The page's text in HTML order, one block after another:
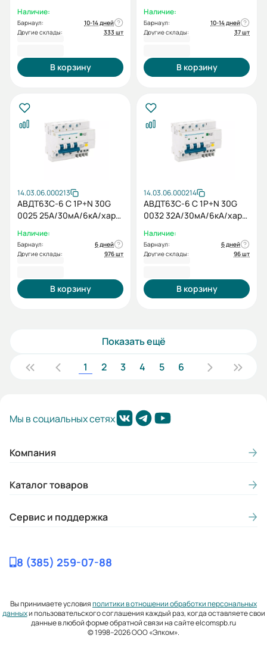
Наличие:
Барнаул:
10-14 дней
Другие склады:
333 шт
В корзину
Наличие:
Барнаул:
10-14 дней
Другие склады:
37 шт
В корзину
14.03.06.000213
АВДТ63C-6 С 1P+N 30G
0025 25A/30мА/6кА/хар-
Наличие:
Барнаул:
6 дней
Другие склады:
976 шт
В корзину
14.03.06.000214
АВДТ63C-6 С 1P+N 30G
0032 32A/30мА/6кА/хар-
Наличие:
Барнаул:
6 дней
Другие склады:
96 шт
В корзину
Показать ещё
1
2 3 4 5 6
Мы в социальных сетях
Компания
Каталог товаров
Сервис и поддержка
8 (385) 259-07-88
Вы принимаете условияполитики в отношении обработки персональных
данныхи пользовательского соглашения каждый раз, когда оставляете свои
данные в любой форме обратной связи на сайте elcomspb.ru
© 1998–2026 ООО «Элком».